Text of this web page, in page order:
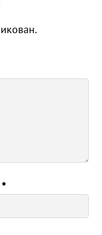
*